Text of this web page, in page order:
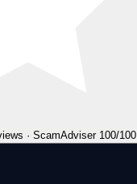
· ScamAdviser 100/100